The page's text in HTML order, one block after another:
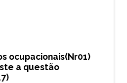
ocupacionais(Nr01)
a questão